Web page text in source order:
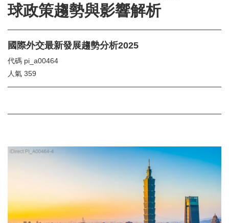
球政策趨勢與影響解析
國際外交最新發展趨勢分析2025
代碼 pi_a00464
人氣 359